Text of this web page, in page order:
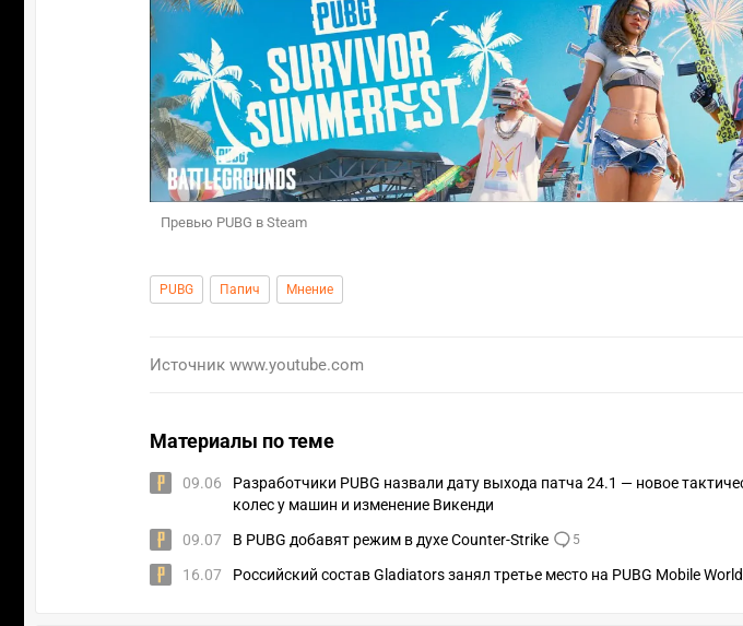
Превью PUBG в Steam
PUBG Папич Мнение
Источник www.youtube.com
Материалы по теме
09.06
Разработчики PUBG назвали дату выхода патча 24.1 — новое
колес у машин и изменение Викенди
09.07
В PUBG добавят режим в духе Counter-Strike 5
16.07 Российский состав Gladiators занял третье место на PUBG Mobile